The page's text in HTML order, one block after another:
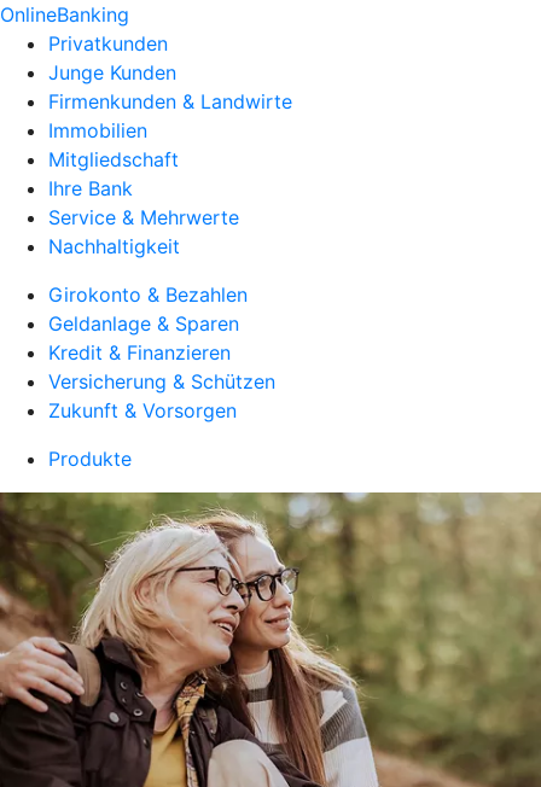
OnlineBanking
Privatkunden
Junge Kunden
Firmenkunden & Landwirte
Immobilien
Mitgliedschaft
Ihre Bank
Service & Mehrwerte
Nachhaltigkeit
Girokonto & Bezahlen
Geldanlage & Sparen
Kredit & Finanzieren
Versicherung & Schützen
Zukunft & Vorsorgen
Produkte